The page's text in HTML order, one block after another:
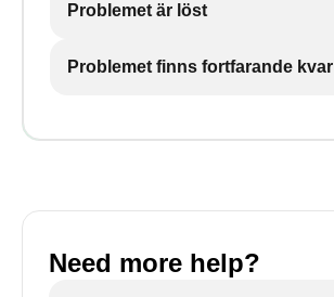
Problemet är löst
Problemet finns fortfarande kvar
Need more help?